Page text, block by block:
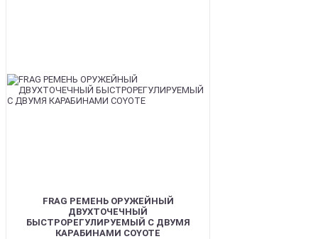
FRAG РЕМЕНЬ ОРУЖЕЙНЫЙ
ДВУХТОЧЕЧНЫЙ
БЫСТРОРЕГУЛИРУЕМЫЙ С ДВУМЯ
КАРАБИНАМИ COYOTE